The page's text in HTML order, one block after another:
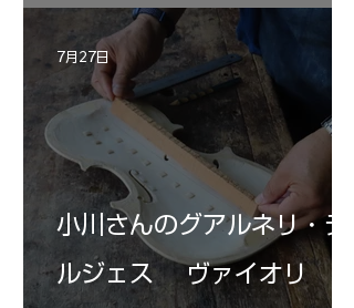
小川さんのグアルネリ・デ
ルジェス ヴァイオリ
7月27日